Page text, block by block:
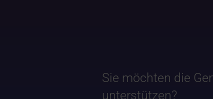
Sie möchten die
unterstützen?